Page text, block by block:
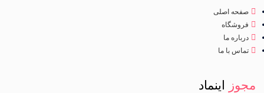
صفحه اصلی
فروشگاه
درباره ما
تماس با ما
مجوز اینماد